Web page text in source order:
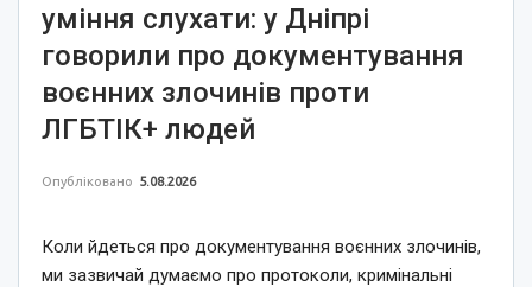
уміння слухати: у Дніпрі
говорили про документування
воєнних злочинів проти
ЛГБТІК+ людей
Опубліковано 5.08.2026
Коли йдеться про документування воєнних злочинів,
ми зазвичай думаємо про протоколи, кримінальні